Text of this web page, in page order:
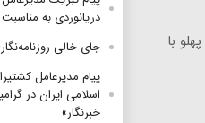
با
دریانوردی به مناسبت
جای خالی
پیام مدیرعامل
اسلامی ایران در
خبرنگار»